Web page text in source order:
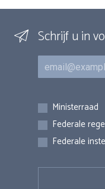
Schrijf u in
E-mail
Inschrijvingen
Ministerraad
Federale
Federale